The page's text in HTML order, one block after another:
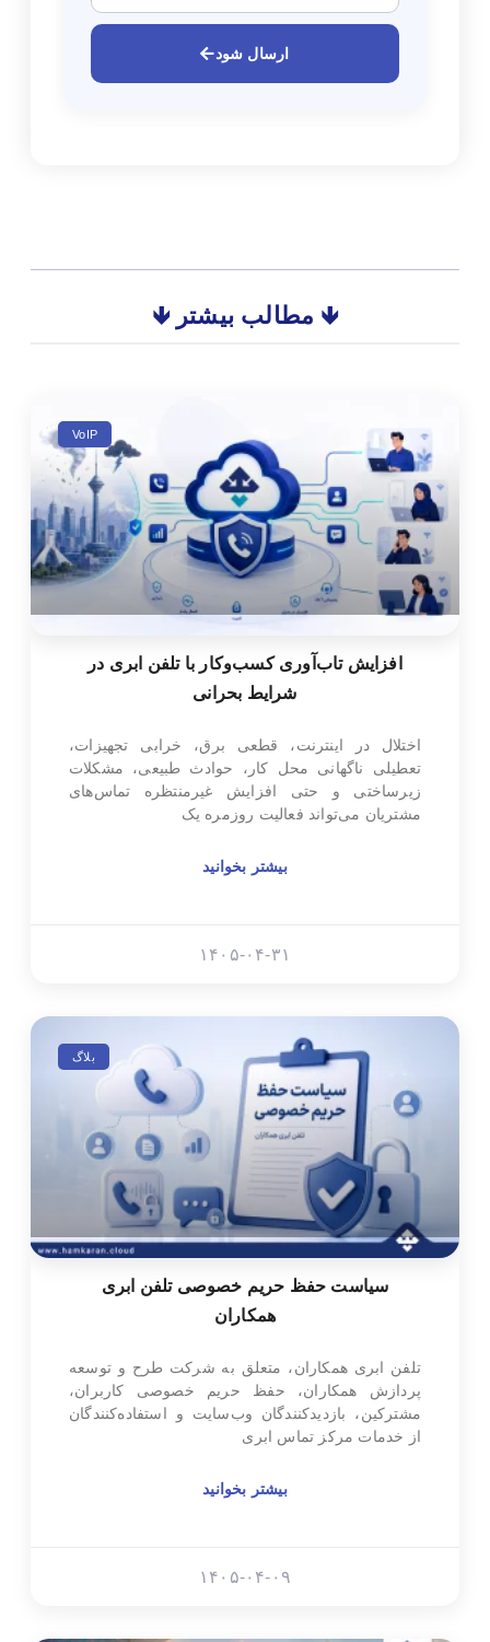
ارسال شود
🡻 مطالب بیشتر 🡻
VoIP
افزایش تاب‌آوری کسب‌وکار با تلفن ابری در
شرایط بحرانی
اختلال در اینترنت، قطعی برق، خرابی تجهیزات،
تعطیلی ناگهانی محل کار، حوادث طبیعی، مشکلات
زیرساختی و حتی افزایش غیرمنتظره تماس‌های
مشتریان می‌تواند فعالیت روزمره یک
بیشتر بخوانید
۱۴۰۵-۰۴-۳۱
بلاگ
سیاست حفظ حریم خصوصی تلفن ابری
همکاران
تلفن ابری همکاران، متعلق به شرکت طرح و توسعه
پردازش همکاران، حفظ حریم خصوصی کاربران،
مشترکین، بازدیدکنندگان وب‌سایت و استفاده‌کنندگان
از خدمات مرکز تماس ابری
بیشتر بخوانید
۱۴۰۵-۰۴-۰۹